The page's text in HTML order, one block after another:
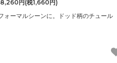
円(税1,660円)
ォーマルシーンに。ドッド柄のチュール